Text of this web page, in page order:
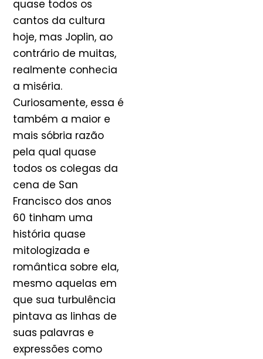
quase todos os
cantos da cultura
hoje, mas Joplin, ao
contrário de muitas,
realmente conhecia
a miséria.
Curiosamente, essa é
também a maior e
mais sóbria razão
pela qual quase
todos os colegas da
cena de San
Francisco dos anos
60 tinham uma
história quase
mitologizada e
romântica sobre ela,
mesmo aquelas em
que sua turbulência
pintava as linhas de
suas palavras e
expressões como